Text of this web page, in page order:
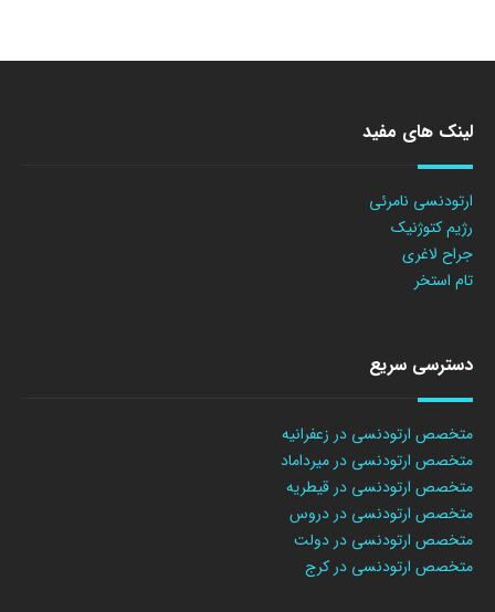
لینک های مفید
ارتودنسی نامرئی
رژیم کتوژنیک
جراح لاغری
تام استخر
دسترسی سریع
متخصص ارتودنسی در زعفرانیه
متخصص ارتودنسی در میرداماد
متخصص ارتودنسی در قیطریه
متخصص ارتودنسی در دروس
متخصص ارتودنسی در دولت
متخصص ارتودنسی در کرج